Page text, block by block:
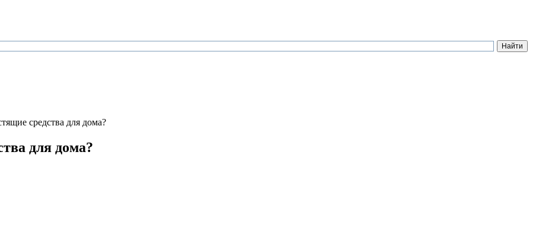
средства для дома?
для дома?